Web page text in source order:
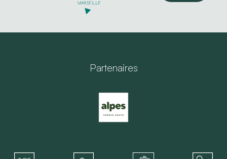
Partenaires